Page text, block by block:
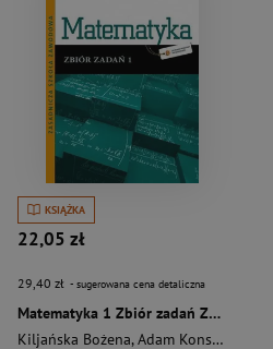
KSIĄŻKA
22,05 zł
29,40 zł - sugerowana cena detaliczna
Matematyka 1 Zbiór zadań Zasadnicza szkoła zawodowa
Kiljańska Bożena,Adam Konstantynowicz